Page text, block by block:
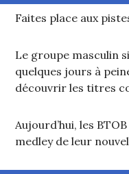
Faites place aux
Le groupe masculin
quelques jours à
découvrir les titres
Aujourd’hui, les
medley de leur